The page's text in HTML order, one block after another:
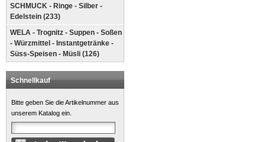
SCHMUCK - Ringe - Silber -
Edelstein (233)
WELA - Trognitz - Suppen - Soßen
- Würzmittel - Instantgetränke -
Süss-Speisen - Müsli (126)
Schnellkauf
Bitte geben Sie die Artikelnummer aus
unserem Katalog ein.